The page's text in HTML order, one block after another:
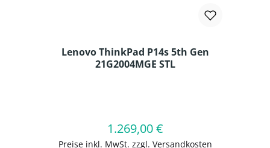
Lenovo ThinkPad P14s 5th Gen
21G2004MGE STL
Regulärer Preis:
1.269,00 €
Preise inkl. MwSt. zzgl. Versandkosten
In den Warenkorb